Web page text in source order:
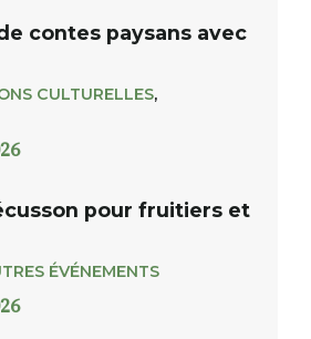
contes paysans avec
CULTURELLES,
pour fruitiers et
ÉVÉNEMENTS